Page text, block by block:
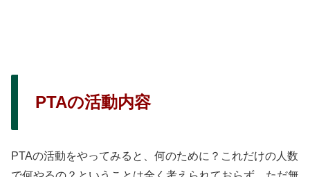
PTAの活動内容
PTAの活動をやってみると、何のために？これだけの人数